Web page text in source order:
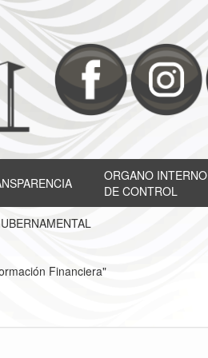
ORGANO INTERNO
DE CONTROL
Financiera"